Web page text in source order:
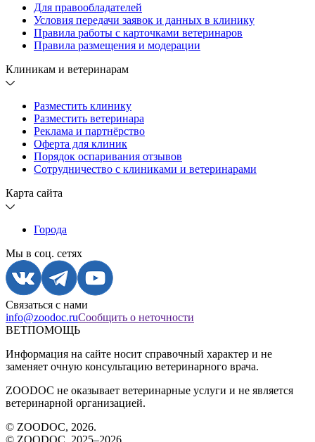
Для правообладателей
Условия передачи заявок и данных в клинику
Правила работы с карточками ветеринаров
Правила размещения и модерации
Клиникам и ветеринарам
Разместить клинику
Разместить ветеринара
Реклама и партнёрство
Оферта для клиник
Порядок оспаривания отзывов
Сотрудничество с клиниками и ветеринарами
Карта сайта
Города
Мы в соц. сетях
Связаться с нами
info@zoodoc.ruСообщить о неточности
ВЕТПОМОЩЬ
Информация на сайте носит справочный характер и не
заменяет очную консультацию ветеринарного врача.
ZOODOC не оказывает ветеринарные услуги и не является
ветеринарной организацией.
© ZOODOC, 2026.
© ZOODOC, 2025–2026